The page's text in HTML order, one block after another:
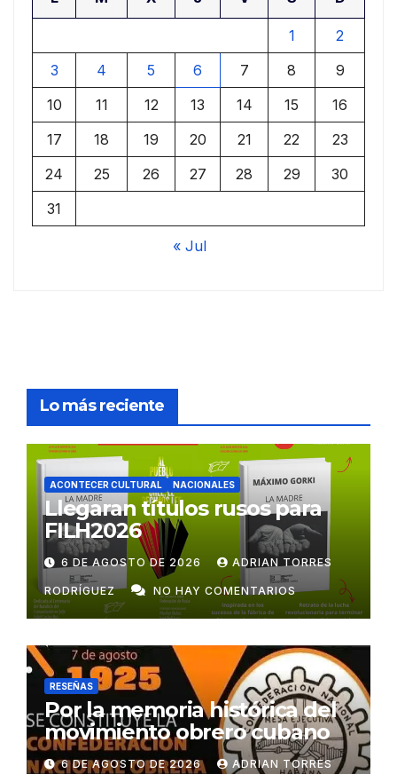
1
2
3
4 5 6 7 8
9
10
11 12 13 14 15
16
17
18 19 20 21 22
23
24
25 26 27 28 29
30
31
« Jul
Lo más reciente
ACONTECER CULTURAL NACIONALES
Llegaran títulos rusos para
FILH2026
6 DE AGOSTO DE 2026 ADRIAN TORRES
RODRÍGUEZ NO HAY COMENTARIOS
RESEÑAS
Por la memoria histórica del
movimiento obrero cubano
6 DE AGOSTO DE 2026 ADRIAN TORRES